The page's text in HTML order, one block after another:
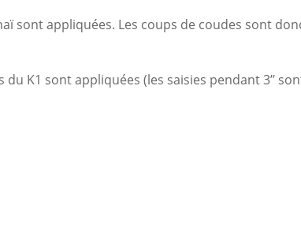
sont appliquées. Les coups de coudes sont
K1 sont appliquées (les saisies pendant 3’’